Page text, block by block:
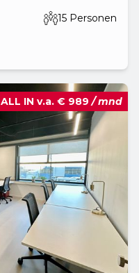
15 Personen
ALL IN v.a. € 989/ mnd